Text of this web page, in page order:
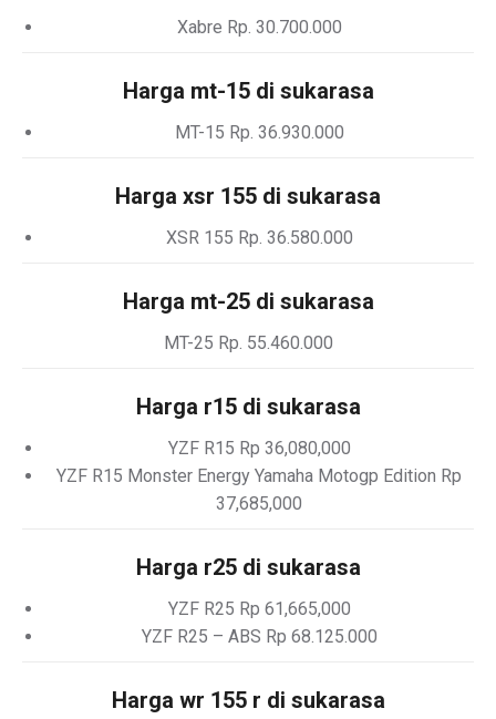
Xabre Rp. 30.700.000
Harga mt-15 di sukarasa
MT-15 Rp. 36.930.000
Harga xsr 155 di sukarasa
XSR 155 Rp. 36.580.000
Harga mt-25 di sukarasa
MT-25 Rp. 55.460.000
Harga r15 di sukarasa
YZF R15 Rp 36,080,000
YZF R15 Monster Energy Yamaha Motogp Edition Rp
37,685,000
Harga r25 di sukarasa
YZF R25 Rp 61,665,000
YZF R25 – ABS Rp 68.125.000
Harga wr 155 r di sukarasa